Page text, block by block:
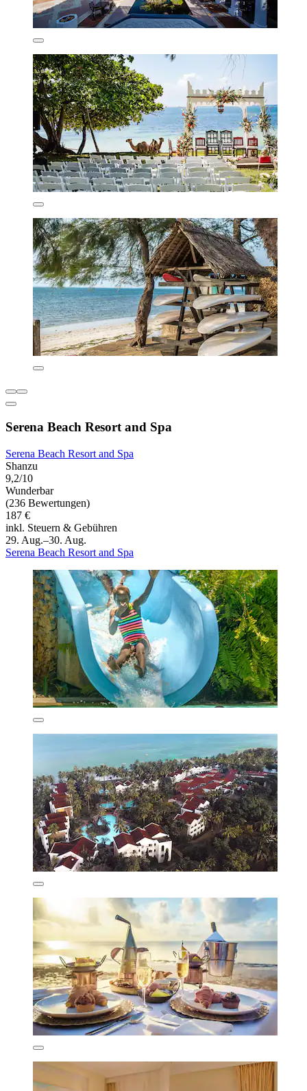
Serena Beach Resort and Spa
Serena Beach Resort and Spa
Shanzu
9,2/10
Wunderbar
(236 Bewertungen)
187 €
inkl. Steuern & Gebühren
29. Aug.–30. Aug.
Serena Beach Resort and Spa